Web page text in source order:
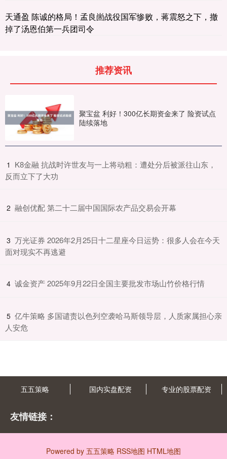
天通盈 陈诚的格局！孟良崮战役国军惨败，蒋震怒之下，撤
掉了汤恩伯第一兵团司令
推荐资讯
聚宝盆 利好！300亿长期资金来了 险资试点
陆续落地
1 ​K8金融 抗战时许世友与一上将动粗：遭处分后被派往山东，
反而立下了大功
2 ​融创优配 第二十二届中国国际农产品交易会开幕
3 ​万光证券 2026年2月25日十二星座今日运势：很多人会在今天
面对现实不再逃避
4 ​诚金资产 2025年9月22日全国主要批发市场山竹价格行情
5 ​亿牛策略 多国谴责以色列空袭哈马斯领导层，人质家属担心亲
人安危
五五策略 国内实盘配资 专业的股票配资
友情链接：
Powered by 五五策略 RSS地图 HTML地图